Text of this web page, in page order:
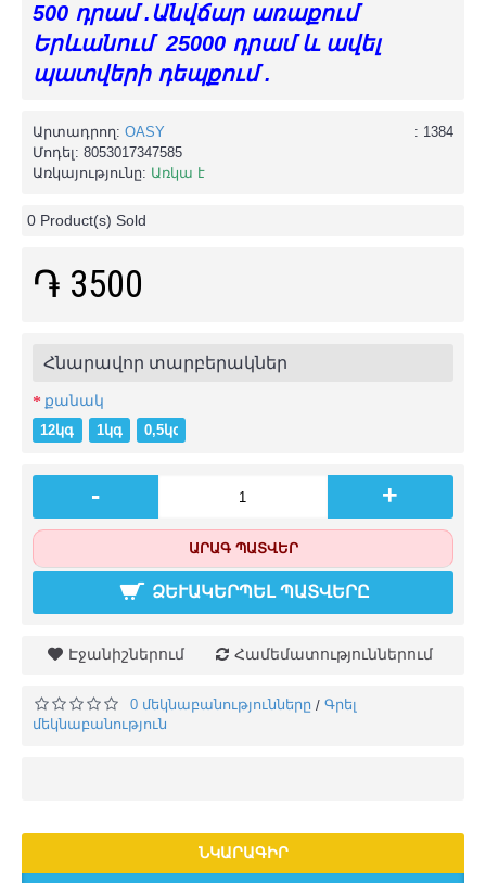
500 դրամ .Անվճար առաքում
Երևանում 25000 դրամ և ավել
պատվերի դեպքում .
: 1384
Արտադրող: OASY
Մոդել: 8053017347585
Առկայությունը: Առկա է
0 Product(s) Sold
֏ 3500
Հնարավոր տարբերակներ
քանակ
12կգ (+֏ 36700)
1կգ 0,5կգ (-֏ 1750)
- +
ԱՐԱԳ ՊԱՏՎԵՐ
ՁԵՒԱԿԵՐՊԵԼ ՊԱՏՎԵՐԸ
Էջանիշներում Համեմատություններում
0 մեկնաբանությունները / Գրել
մեկնաբանություն
ՆԿԱՐԱԳԻՐ